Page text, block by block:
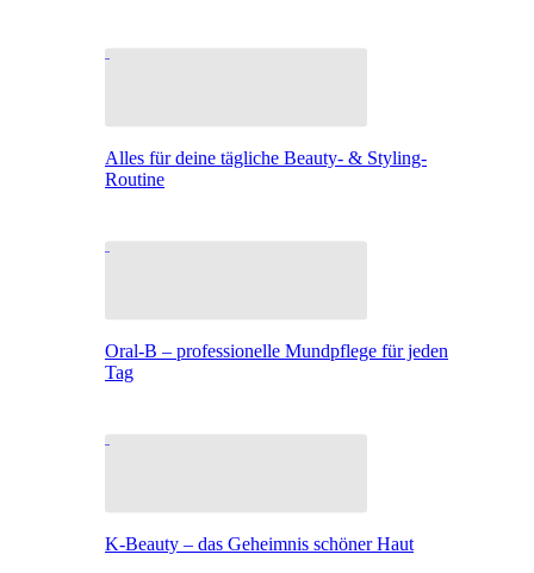
Alles für deine tägliche Beauty- & Styling-
Routine
Oral-B – professionelle Mundpflege für jeden
Tag
K-Beauty – das Geheimnis schöner Haut